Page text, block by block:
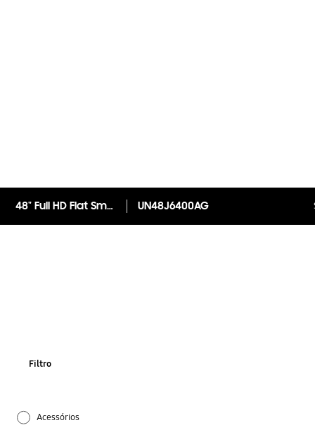
48" Full HD Flat Smart TV J6400 Series 6 UN48J6400AG
Filtro
Acessórios